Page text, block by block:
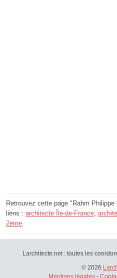
Retrouvez cette page "Rahm
liens : architecte Île-de-France,
2ème.
Larchitecte.net : toutes les
© 2026